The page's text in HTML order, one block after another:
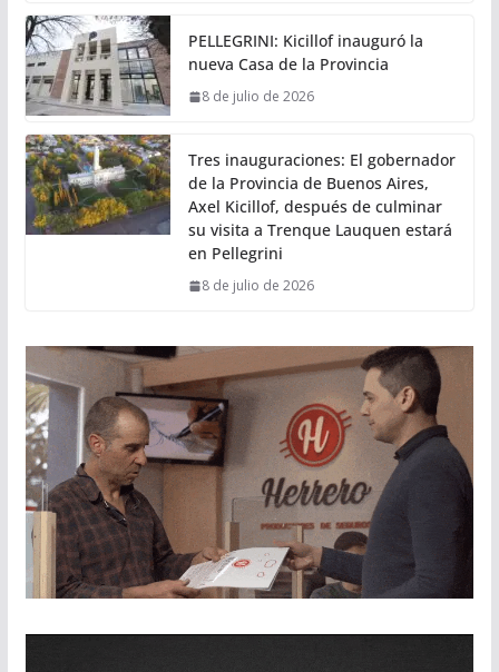
PELLEGRINI: Kicillof inauguró la
nueva Casa de la Provincia
8 de julio de 2026
Tres inauguraciones: El gobernador
de la Provincia de Buenos Aires,
Axel Kicillof, después de culminar
su visita a Trenque Lauquen estará
en Pellegrini
8 de julio de 2026